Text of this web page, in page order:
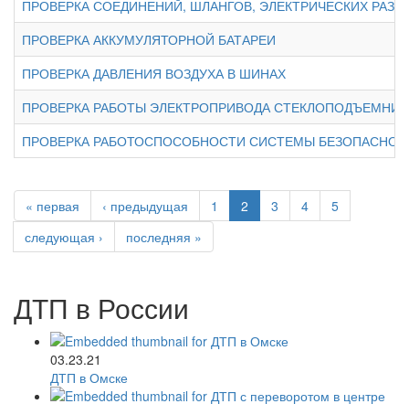
ПРОВЕРКА СОЕДИНЕНИЙ, ШЛАНГОВ, ЭЛЕКТРИЧЕСКИХ
ПРОВЕРКА АККУМУЛЯТОРНОЙ БАТАРЕИ
ПРОВЕРКА ДАВЛЕНИЯ ВОЗДУХА В ШИНАХ
ПРОВЕРКА РАБОТЫ ЭЛЕКТРОПРИВОДА
ПРОВЕРКА РАБОТОСПОСОБНОСТИ СИСТЕМЫ
« первая ‹ предыдущая 1 2 3 4
5
следующая ›
последняя »
ДТП в России
03.23.21
ДТП в Омске